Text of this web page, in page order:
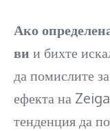
Ако
ви и бихте
да помислите
ефекта на
тенденция да